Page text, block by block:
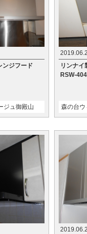
ンジフード
ジュ御殿山
リンナイ
RSW-
森の台ウ